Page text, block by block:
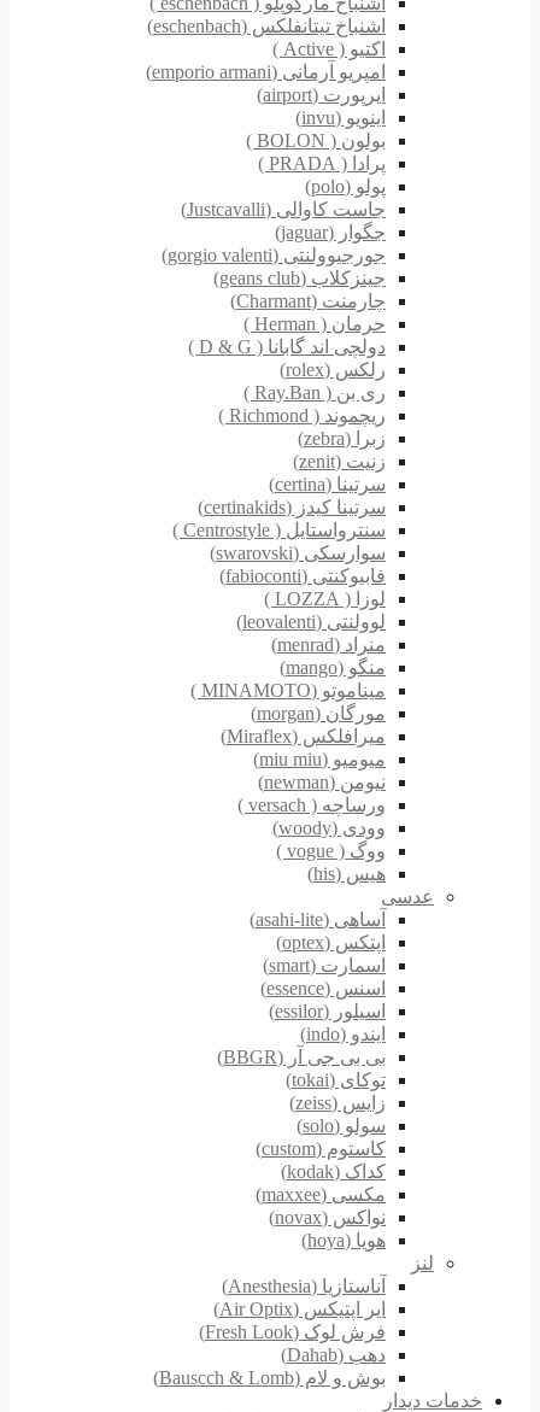
اشنباخ تیتانفلکس (eschenbach)
اکتیو ( Active )
امپریو آرمانی (emporio armani)
ایرپورت (airport)
اینویو (invu)
بولون ( BOLON )
پرادا ( PRADA )
پولو (polo)
جاست کاوالی (Justcavalli)
جگوار (jaguar)
جورجیوولنتی (gorgio valenti)
جینزکلاب (geans club)
چارمنت (Charmant)
حرمان ( Herman )
دولچی اند گابانا ( D & G )
رلکس (rolex)
ری بن ( Ray.Ban )
ریچموند ( Richmond )
زبرا (zebra)
زنیت (zenit)
سرتینا (certina)
سرتینا کیدز (certinakids)
سنترواستایل ( Centrostyle )
سوارسکی (swarovski)
فابیوکنتی (fabioconti)
لوزا ( LOZZA )
لوولنتی (leovalenti)
منراد (menrad)
منگو (mango)
میناموتو (MINAMOTO )
مورگان (morgan)
میرافلکس (Miraflex)
میومیو (miu miu)
نیومن (newman)
ورساچه ( versach )
وودی (woody)
ووگ ( vogue )
هیس (his)
عدسی
آساهی (asahi-lite)
اپتکس (optex)
اسمارت (smart)
اسنس (essence)
اسیلور (essilor)
ایندو (indo)
بی بی جی آر (BBGR)
توکای (tokai)
زایس (zeiss)
سولو (solo)
کاستوم (custom)
کداک (kodak)
مکسی (maxxee)
نواکس (novax)
هویا (hoya)
لنز
آناستازیا (Anesthesia)
ایر اپتیکس (Air Optix)
فرش لوک (Fresh Look)
دهب (Dahab)
بوش و لام (Bauscch & Lomb)
خدمات دیدار